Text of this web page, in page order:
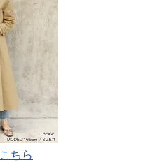
ちら